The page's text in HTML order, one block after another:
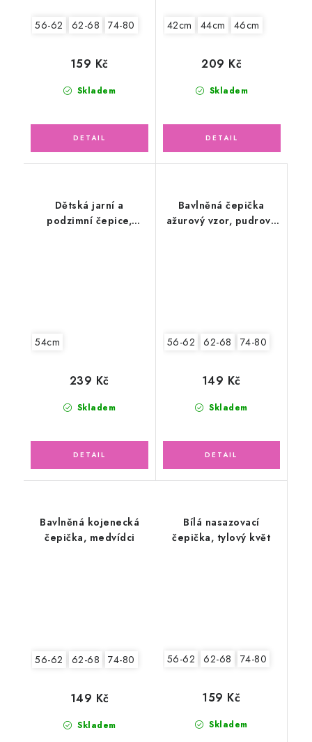
56-62 62-68 74-80
Skladem
159 Kč
42cm 44cm 46cm
Skladem
209 Kč
Dětská jarní a
podzimní čepice,
54cm
Skladem
239 Kč
Bavlněná čepička
ažurový vzor, pudrově
56-62 62-68 74-80
Skladem
149 Kč
Bavlněná kojenecká
čepička, medvídci
56-62 62-68 74-80
Skladem
149 Kč
Bílá nasazovací
čepička, tylový květ
56-62 62-68 74-80
Skladem
159 Kč